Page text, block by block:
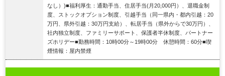
なし）)■福利厚生：通勤手当、住居手当(月20,000円）、退職金制
度、ストックオプション制度、引越手当（同一県内・都内引越：20
万円、県外引越：30万円支給）、転居手当（県外からで30万円）、
社内独立制度、ファミリーサポート、保護者半休制度、パートナー
ズホリデー■勤務時間：10時00分～19時00分 休憩時間：60分■喫
煙情報：屋内禁煙